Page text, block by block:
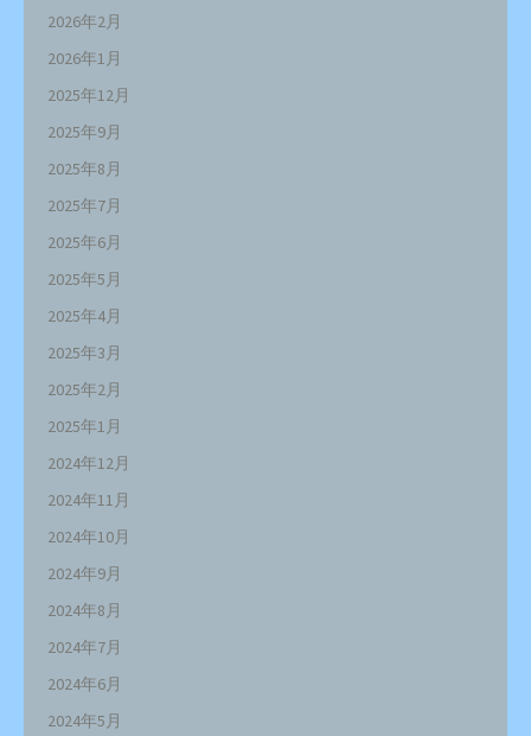
2026年2月
2026年1月
2025年12月
2025年9月
2025年8月
2025年7月
2025年6月
2025年5月
2025年4月
2025年3月
2025年2月
2025年1月
2024年12月
2024年11月
2024年10月
2024年9月
2024年8月
2024年7月
2024年6月
2024年5月